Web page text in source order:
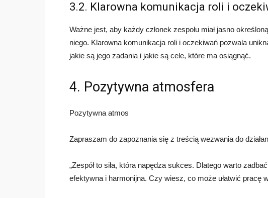
3.2. Klarowna komunikacja roli i
Ważne jest, aby każdy członek zespołu miał jasno
niego. Klarowna komunikacja roli i oczekiwań pozwala
jakie są jego zadania i jakie są cele, które ma osiągnąć.
4. Pozytywna atmosfera
Pozytywna atmos
Zapraszam do zapoznania się z treścią wezwania do
„Zespół to siła, która napędza sukces. Dlatego warto
efektywna i harmonijna. Czy wiesz, co może ułatwić pracę